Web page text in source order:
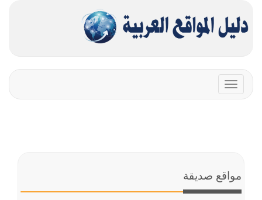
Toggle
navigation
مواقع صديقة